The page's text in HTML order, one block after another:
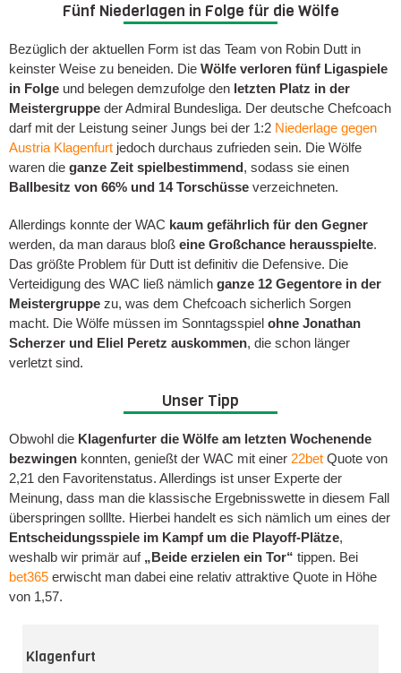
Fünf Niederlagen in Folge für die Wölfe
Bezüglich der aktuellen Form ist das Team von Robin Dutt in
keinster Weise zu beneiden. Die Wölfe verloren fünf Ligaspiele
in Folge und belegen demzufolge den letzten Platz in der
Meistergruppe der Admiral Bundesliga. Der deutsche Chefcoach
darf mit der Leistung seiner Jungs bei der 1:2 Niederlage gegen
Austria Klagenfurt jedoch durchaus zufrieden sein. Die Wölfe
waren die ganze Zeit spielbestimmend, sodass sie einen
Ballbesitz von 66% und 14 Torschüsse verzeichneten.
Allerdings konnte der WAC kaum gefährlich für den Gegner
werden, da man daraus bloß eine Großchance herausspielte.
Das größte Problem für Dutt ist definitiv die Defensive. Die
Verteidigung des WAC ließ nämlich ganze 12 Gegentore in der
Meistergruppe zu, was dem Chefcoach sicherlich Sorgen
macht. Die Wölfe müssen im Sonntagsspiel ohne Jonathan
Scherzer und Eliel Peretz auskommen, die schon länger
verletzt sind.
Unser Tipp
Obwohl die Klagenfurter die Wölfe am letzten Wochenende
bezwingen konnten, genießt der WAC mit einer 22bet Quote von
2,21 den Favoritenstatus. Allerdings ist unser Experte der
Meinung, dass man die klassische Ergebnisswette in diesem Fall
überspringen solllte. Hierbei handelt es sich nämlich um eines der
Entscheidungsspiele im Kampf um die Playoff-Plätze,
weshalb wir primär auf „Beide erzielen ein Tor“ tippen. Bei
bet365 erwischt man dabei eine relativ attraktive Quote in Höhe
von 1,57.
Klagenfurt